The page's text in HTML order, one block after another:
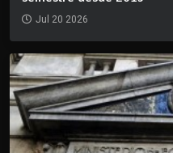
Jul 20 2026